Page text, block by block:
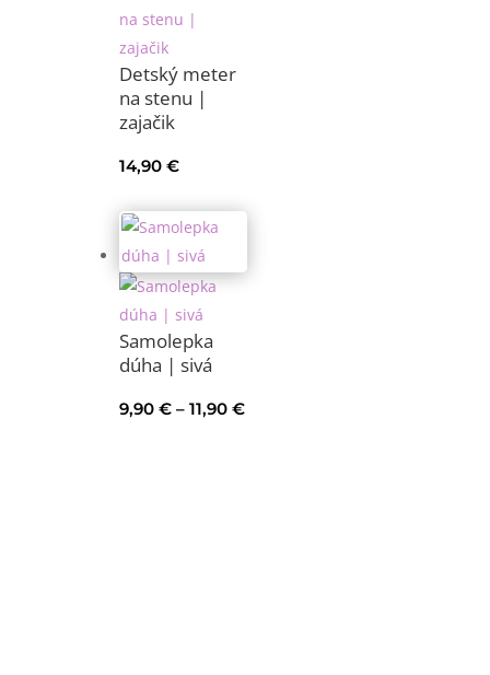
Detský meter
na stenu |
zajačik
14,90 €
Samolepka
dúha | sivá
9,90 € – 11,90 €Price